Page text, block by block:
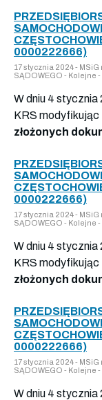
0000222666)
17 stycznia 2024 -
SĄDOWEGO - Kolejne -
W dniu 4 stycznia
KRS modyfikując
złożonych
0000222666)
17 stycznia 2024 -
SĄDOWEGO - Kolejne -
W dniu 4 stycznia
KRS modyfikując
złożonych
0000222666)
17 stycznia 2024 -
SĄDOWEGO - Kolejne -
W dniu 4 stycznia